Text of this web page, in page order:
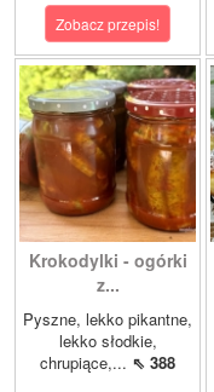
Zobacz przepis!
Krokodylki - ogórki
z...
Pyszne, lekko pikantne,
lekko słodkie,
chrupiące,... ⇖ 388